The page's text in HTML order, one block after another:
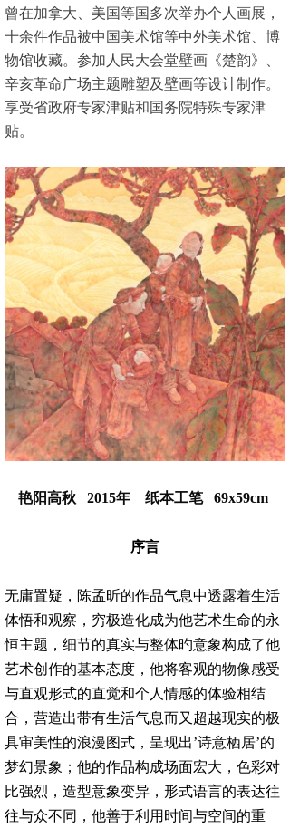
曾在加拿大、美国等国多次举办个人画展，
十余件作品被中国美术馆等中外美术馆、博
物馆收藏。参加人民大会堂壁画《楚韵》、
辛亥革命广场主题雕塑及壁画等设计制作。
享受省政府专家津贴和国务院特殊专家津
贴。
艳阳高秋 2015年 纸本工笔 69x59cm
序言
无庸置疑，陈孟昕的作品气息中透露着生活
体悟和观察，穷极造化成为他艺术生命的永
恒主题，细节的真实与整体旳意象构成了他
艺术创作的基本态度，他将客观的物像感受
与直观形式的直觉和个人情感的体验相结
合，营造出带有生活气息而又超越现实的极
具审美性的浪漫图式，呈现出’诗意栖居’的
梦幻景象；他的作品构成场面宏大，色彩对
比强烈，造型意象变异，形式语言的表达往
往与众不同，他善于利用时间与空间的重